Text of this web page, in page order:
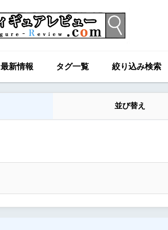
最新情報 タグ一覧 絞り込み検索
並び替え